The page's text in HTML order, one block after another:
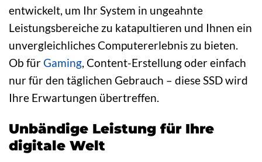
entwickelt, um Ihr System in ungeahnte
Leistungsbereiche zu katapultieren und Ihnen ein
unvergleichliches Computererlebnis zu bieten.
Ob fürGaming , Content-Erstellung oder einfach
nur für den täglichen Gebrauch – diese SSD wird
Ihre Erwartungen übertreffen.
Unbändige Leistung für Ihre
digitale Welt